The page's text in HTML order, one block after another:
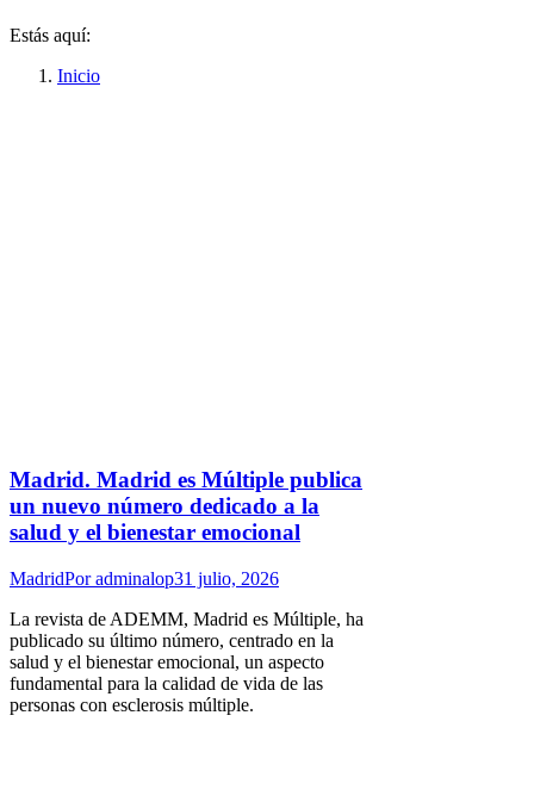
Estás aquí:
Inicio
Madrid. Madrid es Múltiple publica
un nuevo número dedicado a la
salud y el bienestar emocional
MadridPoradminalop31 julio, 2026
La revista de ADEMM, Madrid es Múltiple, ha
publicado su último número, centrado en la
salud y el bienestar emocional, un aspecto
fundamental para la calidad de vida de las
personas con esclerosis múltiple.